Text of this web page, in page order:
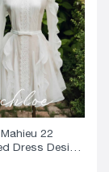
22
Dress Design
)